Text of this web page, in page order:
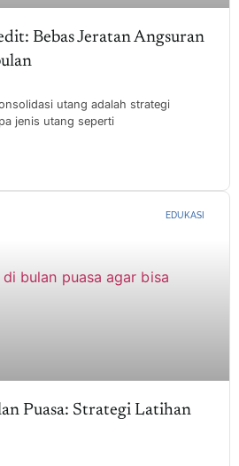
Bebas Jeratan Angsuran
utang adalah strategi
jenis utang seperti
EDUKASI
Puasa: Strategi Latihan